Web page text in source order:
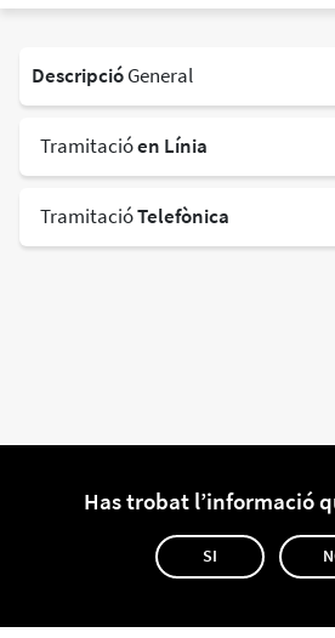
DescripcióGeneral
Tramitacióen Línia
TramitacióTelefònica
Has trobat l’informació
SI